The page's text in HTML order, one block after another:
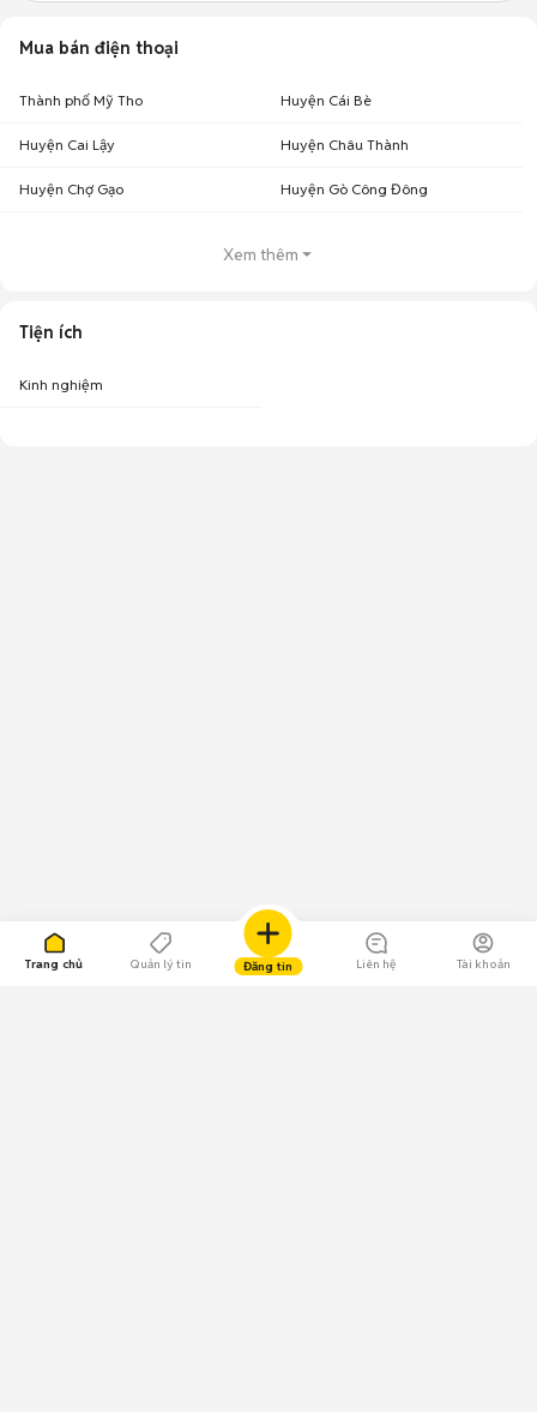
Trang chủ Quản lý tin Đăng tin Liên hệ Tài khoản
Mua bán điện thoại
Thành phố Mỹ Tho Huyện Cái Bè
Huyện Cai Lậy Huyện Châu Thành
Huyện Chợ Gạo Huyện Gò Công Đông
Xem thêm
Tiện ích
Kinh nghiệm